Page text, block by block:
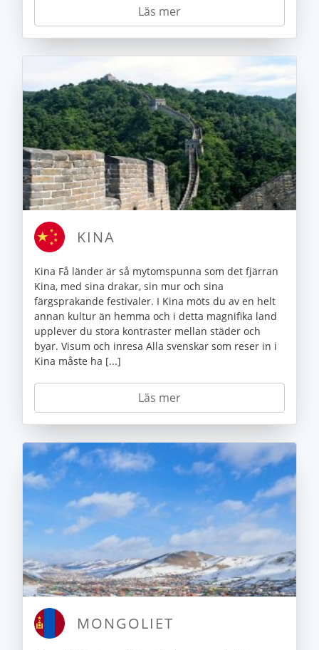
Läs mer
KINA
Kina Få länder är så mytomspunna som det fjärran
Kina, med sina drakar, sin mur och sina
färgsprakande festivaler. I Kina möts du av en helt
annan kultur än hemma och i detta magnifika land
upplever du stora kontraster mellan städer och
byar. Visum och inresa Alla svenskar som reser in i
Kina måste ha [...]
Läs mer
MONGOLIET